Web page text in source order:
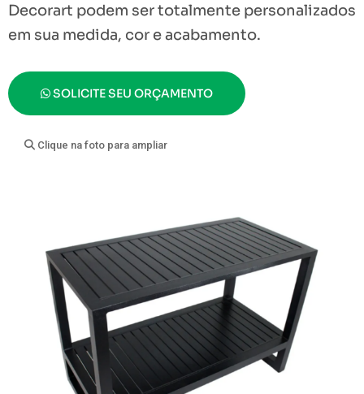
Decorart podem ser totalmente personalizados
em sua medida, cor e acabamento.
SOLICITE SEU ORÇAMENTO
Clique na foto para ampliar